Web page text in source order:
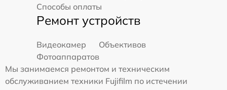
Способы оплаты
Ремонт устройств
Видеокамер
Объективов
Фотоаппаратов
Мы занимаемся ремонтом и техническим
обслуживанием техники Fujifilm по истечении